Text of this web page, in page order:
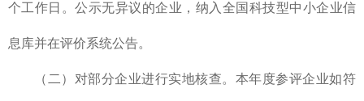
个工作日。公示无异议的企业，纳入全国科技型中小企业信
息库并在评价系统公告。
（二）对部分企业进行实地核查。本年度参评企业如符